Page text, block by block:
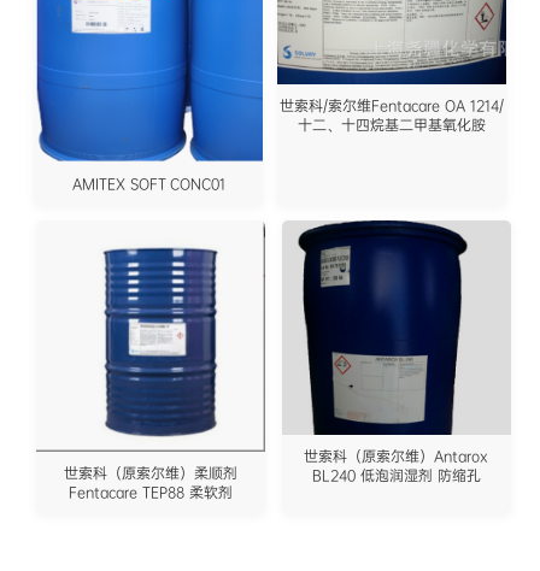
AMITEX SOFT CONC01
世索科/索尔维Fentacare OA 1214/
十二、十四烷基二甲基氧化胺
世索科（原索尔维）柔顺剂
Fentacare TEP88 柔软剂
世索科（原索尔维）Antarox
BL240 低泡润湿剂 防缩孔